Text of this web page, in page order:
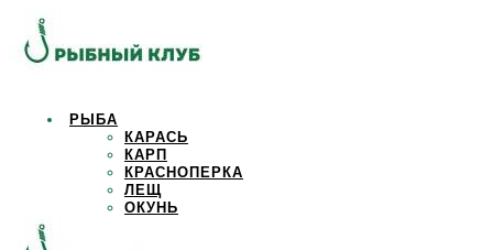
РЫБА
КАРАСЬ
КАРП
КРАСНОПЕРКА
ЛЕЩ
ОКУНЬ